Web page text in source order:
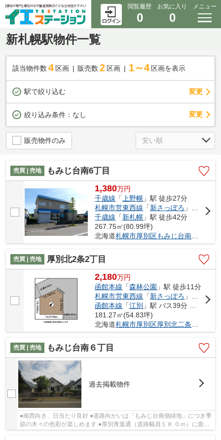
閲覧履歴
0
お気に入り
0
メニュー
新札幌駅物件一覧
該当物件数 4 区画 販売数 2 区画 1～4 区画を表示
駅で絞り込む 変更
絞り込み条件： なし 変更
販売物件のみ
売買 | 売地 もみじ台南6丁目
1,380万円
千歳線 「上野幌 」駅 徒歩27分
札幌市営東西線 「新さっぽろ 」駅 徒歩41分
千歳線 「新札幌 」駅 徒歩42分
267.75㎡(80.99坪)
北海道札幌市厚別区もみじ台南６丁目
売買 | 売地 厚別北2条2丁目
2,180万円
函館本線 「森林公園 」駅 徒歩11分
札幌市営東西線 「新さっぽろ 」駅 バス10分 「厚別北小学校」 停歩3分
函館本線 「江別 」駅 バス39分 「厚別北2条2丁目」 停歩3分
181.27㎡(54.83坪)
北海道札幌市厚別区厚別北二条
売買 | 売地 もみじ台南６丁目
過去掲載物件
●南西向き、日当たり良好 ●道路向かいは「もみじ台南側緑地」につき季
節の木々の色彩が楽しめます ●厚別青葉通（道路幅員１８.０ｍ）に面し